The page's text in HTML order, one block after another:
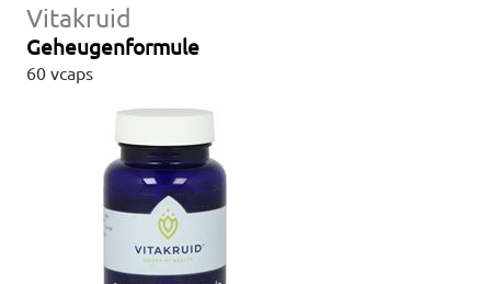
Vitakruid
Geheugenformule
60 vcaps